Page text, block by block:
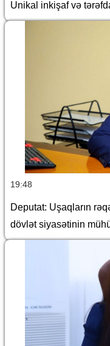
Unikal inkişaf və
19:48
Deputat: Uşaqların
dövlət siyasətinin